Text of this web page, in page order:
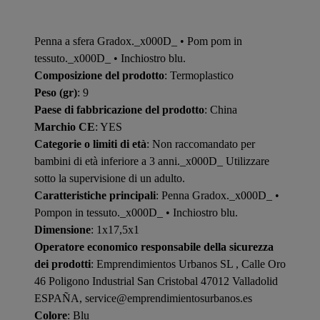
Penna a sfera Gradox._x000D_ • Pom pom in
tessuto._x000D_ • Inchiostro blu.
Composizione del prodotto: Termoplastico
Peso (gr): 9
Paese di fabbricazione del prodotto: China
Marchio CE: YES
Categorie o limiti di età: Non raccomandato per
bambini di età inferiore a 3 anni._x000D_ Utilizzare
sotto la supervisione di un adulto.
Caratteristiche principali: Penna Gradox._x000D_ •
Pompon in tessuto._x000D_ • Inchiostro blu.
Dimensione: 1x17,5x1
Operatore economico responsabile della sicurezza
dei prodotti: Emprendimientos Urbanos SL , Calle Oro
46 Poligono Industrial San Cristobal 47012 Valladolid
ESPAÑA, service@emprendimientosurbanos.es
Colore: Blu